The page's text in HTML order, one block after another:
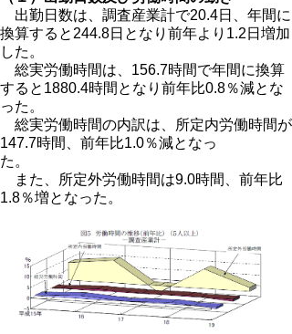
出勤日数は、調査産業計で20.4日、年間に
換算すると244.8日となり前年より1.2日増加
した。
総実労働時間は、156.7時間で年間に換算
すると1880.4時間となり前年比0.8％減とな
った。
総実労働時間の内訳は、所定内労働時間が
147.7時間、前年比1.0％減となっ
た。
また、所定外労働時間は9.0時間、前年比
1.8％増となった。